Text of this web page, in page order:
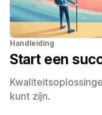
Handleiding
Start een
kunt zijn.